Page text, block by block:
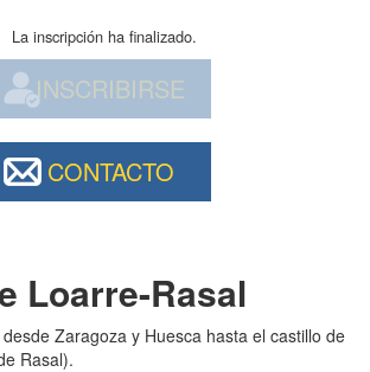
La inscripción ha finalizado.
INSCRIBIRSE
CONTACTO
Loarre-Rasal
Zaragoza y Huesca hasta el castillo de
Rasal).